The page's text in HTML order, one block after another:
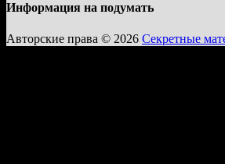
Информация на подумать
Авторские права © 2026 Секретные